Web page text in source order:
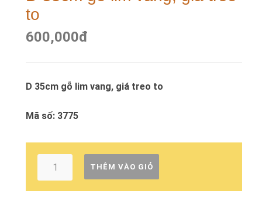
to
600,000đ
D 35cm gỗ lim vang, giá treo to
Mã số: 3775
THÊM VÀO GIỎ